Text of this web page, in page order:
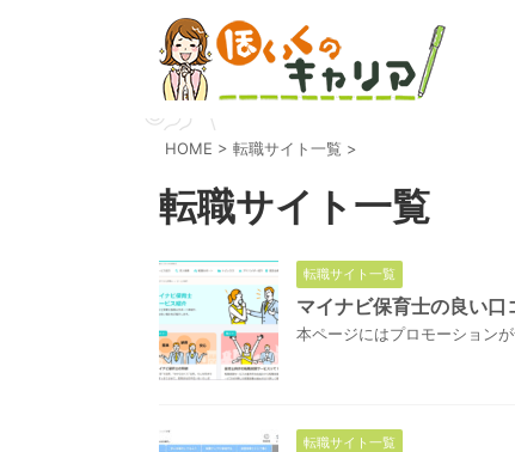
HOME > 転職サイト一覧 >
転職サイト一覧
転職サイト一覧
マイナビ保育士の良い
本ページにはプロモーション
転職サイト一覧